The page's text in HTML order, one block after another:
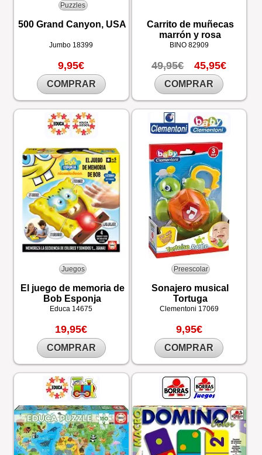
Puzzles
500 Grand Canyon, USA
Jumbo 18399
9,95€
COMPRAR
Carrito de muñecas
marrón y rosa
BINO 82909
49,95€ 45,95€
COMPRAR
Juegos
El juego de memoria de
Bob Esponja
Educa 14675
19,95€
COMPRAR
Preescolar
Sonajero musical
Tortuga
Clementoni 17069
9,95€
COMPRAR